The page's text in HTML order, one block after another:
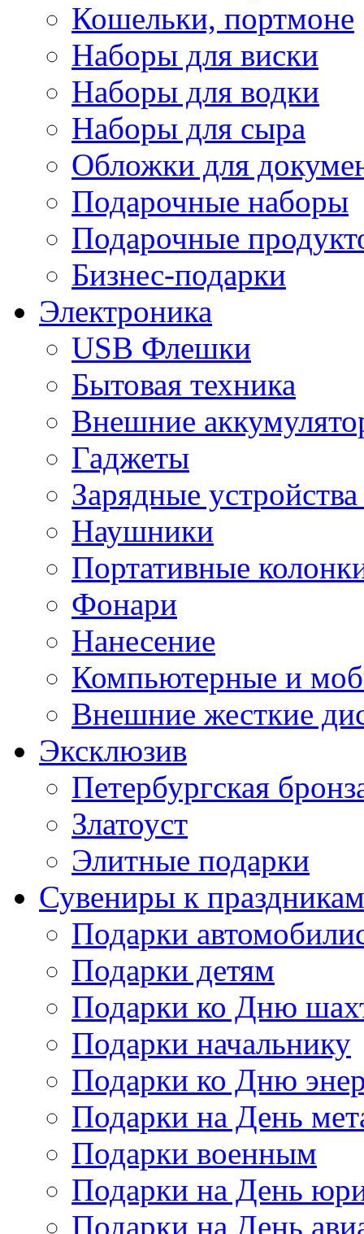
Кошельки, портмоне
Наборы для виски
Наборы для водки
Наборы для сыра
Обложки для
Подарочные наборы
Подарочные
Бизнес-подарки
Электроника
USB Флешки
Бытовая техника
Внешние
Гаджеты
Зарядные
Наушники
Портативные
Фонари
Нанесение
Компьютерные и
Внешние жесткие
Эксклюзив
Петербургская
Златоуст
Элитные подарки
Сувениры к праздникам
Подарки
Подарки детям
Подарки ко Дню
Подарки начальнику
Подарки ко Дню
Подарки на День
Подарки военным
Подарки на День
Подарки на День